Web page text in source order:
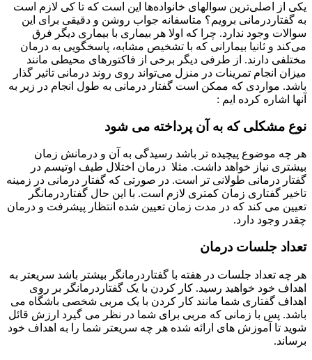
یکی از اصلی‌ترین سوالهای خانواده‌ها این است که تا کی لازم است
به گفتاردرمانی برویم؟ متاسفانه جواب روشن و دقیقی برای این
سوالات وجود ندارد. چرا که اولا هر بیماری با بیماری دیگر فرق
می‌کند و ثانیا بیمارانی که با تشخیص مشابه، پاسخگویی به درمان
مختلفی دارند. از طرفی دیگر برخی از فاکتورهای محیطی مانند
میزان انجام تمرینات در منزل می‌تواند روی روند درمانی تاثیر گذار
باشد. مواردی که ممکن است گفتار درمانی به طول انجام در زیر به
آنها اشاره کرده ایم :
نوع مشکلی که به آن پرداخته می شود
هر چه موضوع پیچیده تر باشد رسیدگی به آن و درمانش زمان
بیشتری نیاز خواهد داشت. مثلا درمان اختلال طیف اوتیسم در
گفتار درمانی طولانی تر است. در صورتی که گفتار درمانی در زمینه
تاخیر گفتاری زمان کمتری لازم است. با این حال گفتاردرمانگر
تعیین می کند که در مدت زمان تعیین شده انتظار پیشرفت و درمان
چقدر وجود دارد.
تعداد جلسات درمان
هر چه تعداد جلسات در هفته با گفتاردرمانگر بیشتر باشد سریعتر به
اهداف خود خواهید رسید. کار کردن با یک گفتاردرمانگر بر روی
اهداف گفتاری شما مانند کار کردن با یک مربی شخصی باشگاه می
باشد. پس با زمانی که مربی برای شما در نظر می گیرد ارزش قائل
شوید تا آموزش های ارائه شده هر چه سریعتر شما را به اهداف خود
برساند.